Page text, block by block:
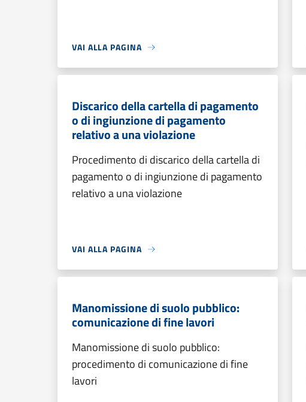
VAI ALLA PAGINA
Discarico della cartella di pagamento
o di ingiunzione di pagamento
relativo a una violazione
Procedimento di discarico della cartella di
pagamento o di ingiunzione di pagamento
relativo a una violazione
VAI ALLA PAGINA
Manomissione di suolo pubblico:
comunicazione di fine lavori
Manomissione di suolo pubblico:
procedimento di comunicazione di fine
lavori